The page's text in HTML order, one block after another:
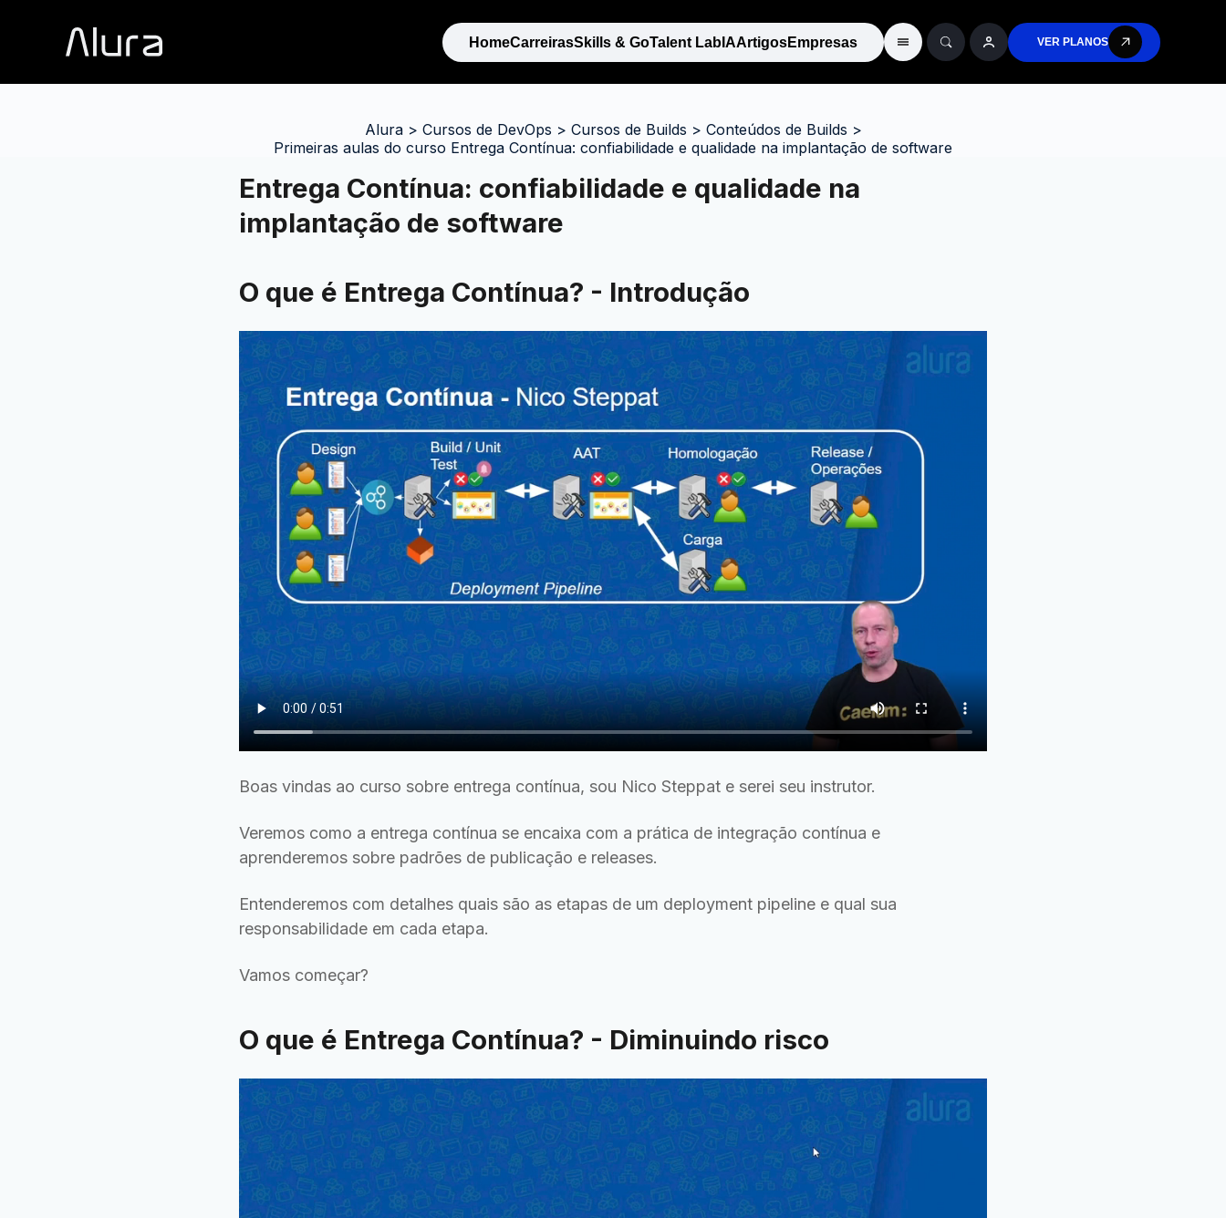
HomeCarreirasSkills & GoTalent Lab IAArtigosEmpresas VER PLANOS
Alura> Cursos de DevOps > Cursos de Builds > Conteúdos de Builds >
Primeiras aulas do curso Entrega Contínua: confiabilidade e qualidade na implantação de software
Entrega Contínua: confiabilidade e qualidade na
implantação de software
O que é Entrega Contínua? - Introdução
Boas vindas ao curso sobre entrega contínua, sou Nico Steppat e serei seu instrutor.
Veremos como a entrega contínua se encaixa com a prática de integração contínua e
aprenderemos sobre padrões de publicação e releases.
Entenderemos com detalhes quais são as etapas de um deployment pipeline e qual sua
responsabilidade em cada etapa.
Vamos começar?
O que é Entrega Contínua? - Diminuindo risco